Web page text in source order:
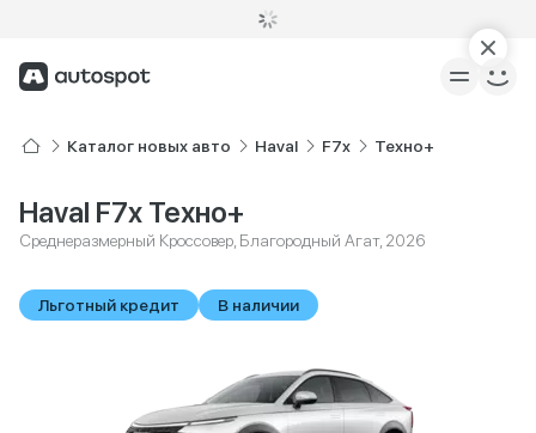
Каталог новых авто Haval F7x Техно+
Haval F7x Техно+
Среднеразмерный Кроссовер, Благородный Агат, 2026
Льготный кредит В наличии